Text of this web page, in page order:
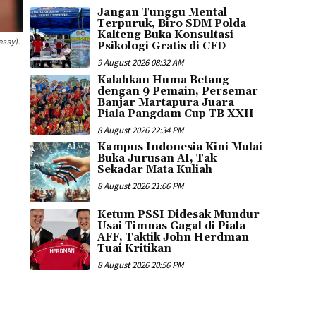
Jangan Tunggu Mental
Terpuruk, Biro SDM Polda
Kalteng Buka Konsultasi
Psikologi Gratis di CFD
9 August 2026 08:32 AM
Kalahkan Huma Betang
dengan 9 Pemain, Persemar
Banjar Martapura Juara
Piala Pangdam Cup TB XXII
8 August 2026 22:34 PM
Kampus Indonesia Kini Mulai
Buka Jurusan AI, Tak
Sekadar Mata Kuliah
8 August 2026 21:06 PM
Ketum PSSI Didesak Mundur
Usai Timnas Gagal di Piala
AFF, Taktik John Herdman
Tuai Kritikan
8 August 2026 20:56 PM